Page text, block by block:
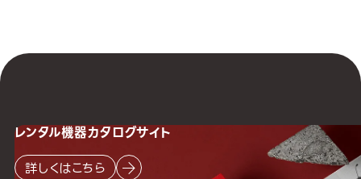
レンタル機器カタログサイト
詳しくはこちら